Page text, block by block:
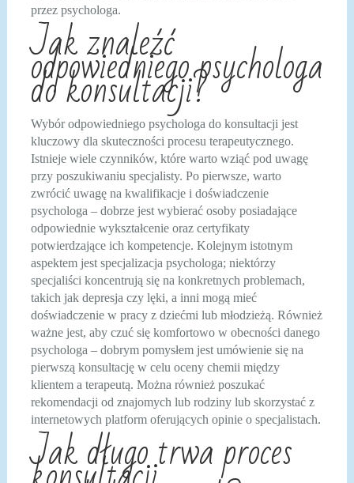
przez psychologa.
Jak znaleźć
odpowiedniego psychologa
do konsultacji?
Wybór odpowiedniego psychologa do konsultacji jest
kluczowy dla skuteczności procesu terapeutycznego.
Istnieje wiele czynników, które warto wziąć pod uwagę
przy poszukiwaniu specjalisty. Po pierwsze, warto
zwrócić uwagę na kwalifikacje i doświadczenie
psychologa – dobrze jest wybierać osoby posiadające
odpowiednie wykształcenie oraz certyfikaty
potwierdzające ich kompetencje. Kolejnym istotnym
aspektem jest specjalizacja psychologa; niektórzy
specjaliści koncentrują się na konkretnych problemach,
takich jak depresja czy lęki, a inni mogą mieć
doświadczenie w pracy z dziećmi lub młodzieżą. Również
ważne jest, aby czuć się komfortowo w obecności danego
psychologa – dobrym pomysłem jest umówienie się na
pierwszą konsultację w celu oceny chemii między
klientem a terapeutą. Można również poszukać
rekomendacji od znajomych lub rodziny lub skorzystać z
internetowych platform oferujących opinie o specjalistach.
Jak długo trwa proces